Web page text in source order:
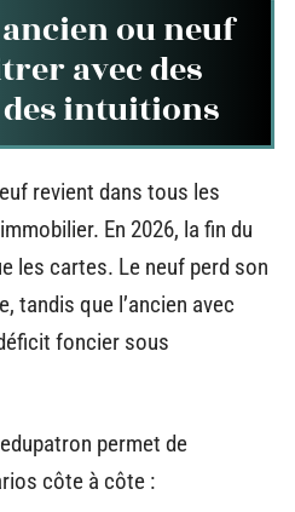
ou neuf
avec des
des intuitions
revient dans tous les
En 2026, la fin du
les cartes. Le neuf perd son
tandis que l’ancien avec
foncier sous
permet de
côte à côte :